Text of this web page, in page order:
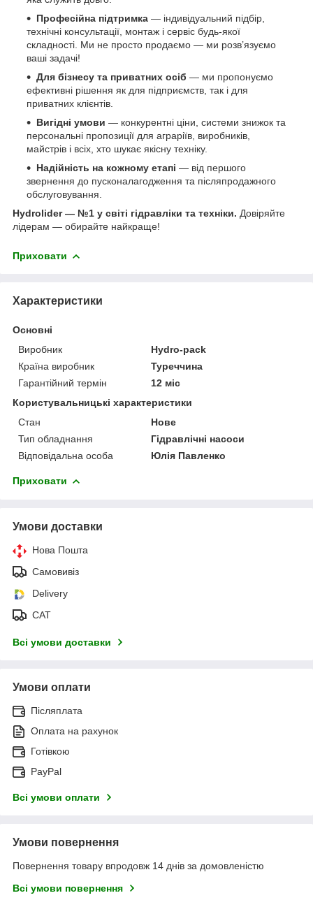
Професійна підтримка — індивідуальний підбір,
технічні консультації, монтаж і сервіс будь-якої
складності. Ми не просто продаємо — ми розв’язуємо
ваші задачі!
Для бізнесу та приватних осіб — ми пропонуємо
ефективні рішення як для підприємств, так і для
приватних клієнтів.
Вигідні умови — конкурентні ціни, системи знижок та
персональні пропозиції для аграріїв, виробників,
майстрів і всіх, хто шукає якісну техніку.
Надійність на кожному етапі — від першого
звернення до пусконалагодження та післяпродажного
обслуговування.
Hydrolider — №1 у світі гідравліки та техніки. Довіряйте
лідерам — обирайте найкраще!
Приховати
Характеристики
Основні
Виробник
Hydro-pack
Країна виробник
Туреччина
Гарантійний термін
12 міс
Користувальницькі характеристики
Стан
Нове
Тип обладнання
Гідравлічні насоси
Відповідальна особа
Юлія Павленко
Приховати
Умови доставки
Нова Пошта
Самовивіз
Delivery
САТ
Всі умови доставки
Умови оплати
Післяплата
Оплата на рахунок
Готівкою
PayPal
Всі умови оплати
Умови повернення
Повернення товару впродовж 14 днів за домовленістю
Всі умови повернення